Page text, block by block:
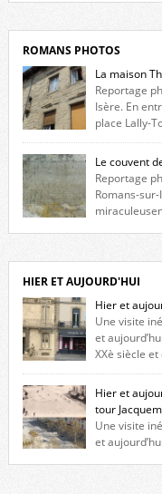
ROMANS PHOTOS
La maison
Reportage
Isère. En
place Lally-
maison construite au XVIè
fenêtres jumelles à
niche qui contient une
Le couvent
Reportage
Romans-
l’histoire de la
retour sur l’histoire […]
HIER ET AUJOURD'HUI
Hier et
Une visite
et
XXè siècle
exactement dans le même
l’avenue Victor Hugo (à
Jules Pinet est inscrite dans
Hier et
tour
Une visite
et